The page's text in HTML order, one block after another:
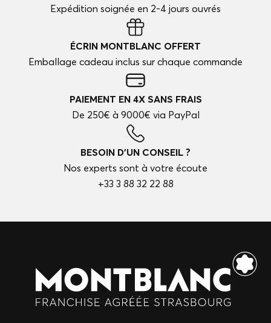
Expédition soignée en 2-4 jours ouvrés
ÉCRIN MONTBLANC OFFERT
Emballage cadeau inclus sur chaque commande
PAIEMENT EN 4X SANS FRAIS
De 250€ à 9000€ via PayPal
BESOIN D'UN CONSEIL ?
Nos experts sont à votre écoute
+33 3 88 32 22 88